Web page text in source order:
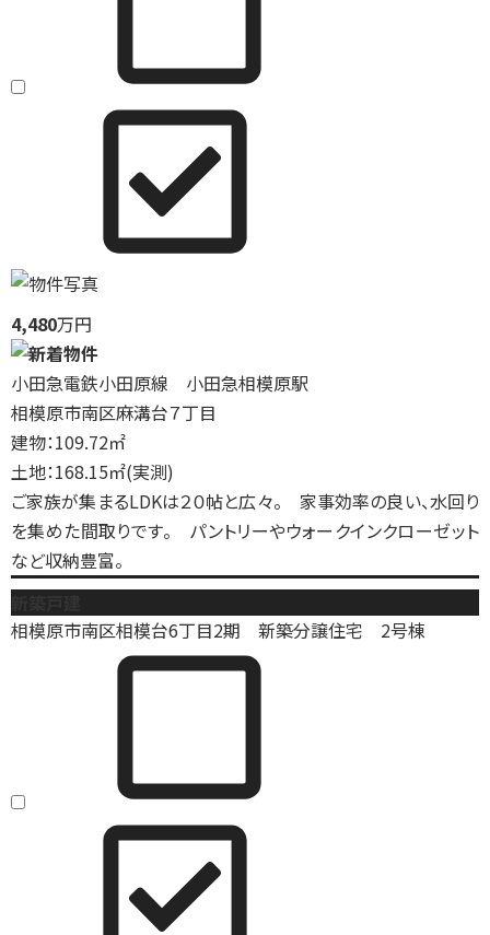
4,480万円
小田急電鉄小田原線 小田急相模原駅
相模原市南区麻溝台７丁目
建物：109.72㎡
土地：168.15㎡(実測)
ご家族が集まるLDKは２０帖と広々。 家事効率の良い、水回り
を集めた間取りです。 パントリーやウォークインクローゼット
など収納豊富。
相模原市南区相模台6丁目2期 新築分譲住宅 2号棟